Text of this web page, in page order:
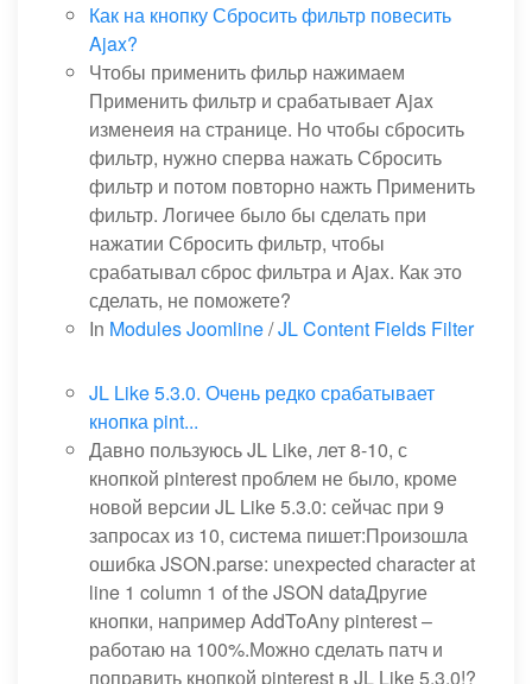
Как на кнопку Сбросить фильтр повесить
Ajax?
Чтобы применить фильр нажимаем
Применить фильтр и срабатывает Ajax
изменеия на странице. Но чтобы сбросить
фильтр, нужно сперва нажать Сбросить
фильтр и потом повторно нажть Применить
фильтр. Логичее было бы сделать при
нажатии Сбросить фильтр, чтобы
срабатывал сброс фильтра и Ajax. Как это
сделать, не поможете?
In Modules Joomline/JL Content Fields Filter
JL Like 5.3.0. Очень редко срабатывает
кнопка pint...
Давно пользуюсь JL Like, лет 8-10, с
кнопкой pinterest проблем не было, кроме
новой версии JL Like 5.3.0: сейчас при 9
запросах из 10, система пишет:Произошла
ошибка JSON.parse: unexpected character at
line 1 column 1 of the JSON dataДругие
кнопки, например AddToAny pinterest –
работаю на 100%.Можно сделать патч и
поправить кнопкой pinterest в JL Like 5.3.0!?